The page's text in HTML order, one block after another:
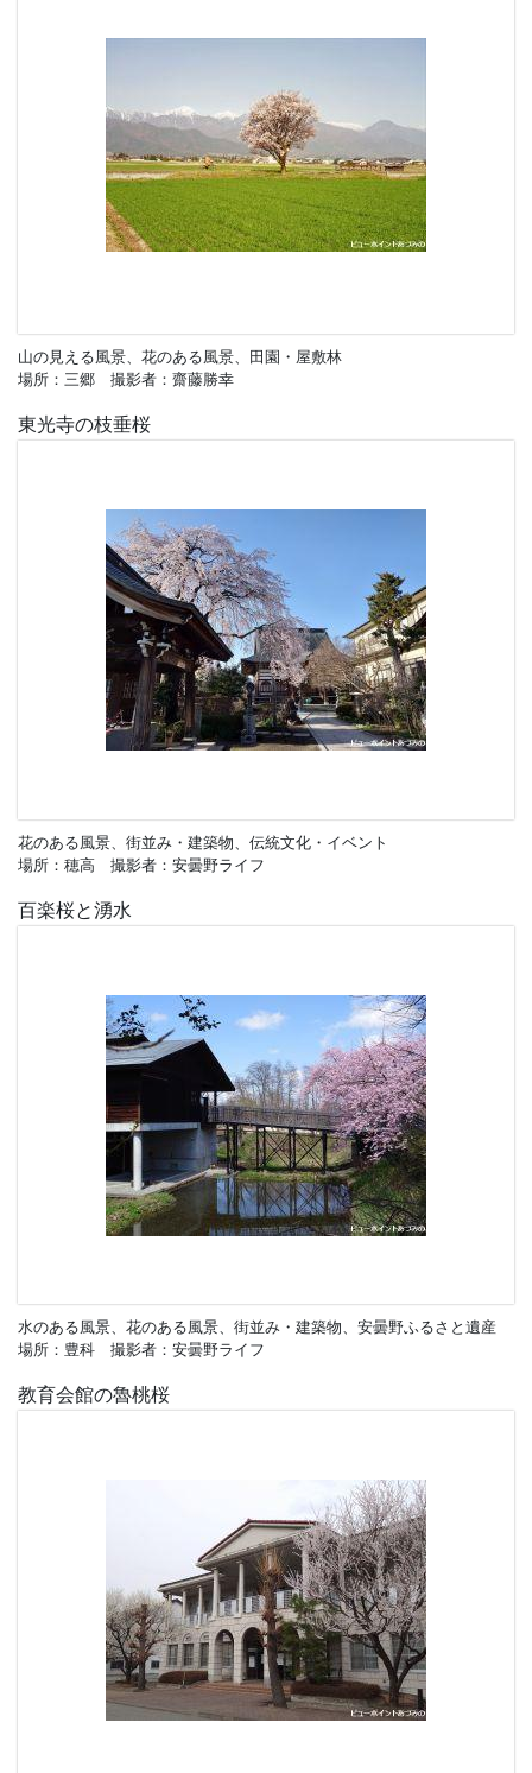
山の見える風景、花のある風景、田園・屋敷林
場所：三郷 撮影者：齋藤勝幸
東光寺の枝垂桜
花のある風景、街並み・建築物、伝統文化・イベント
場所：穂高 撮影者：安曇野ライフ
百楽桜と湧水
水のある風景、花のある風景、街並み・建築物、安曇野ふるさと遺産
場所：豊科 撮影者：安曇野ライフ
教育会館の魯桃桜